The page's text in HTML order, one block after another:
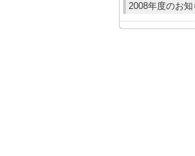
2008年度のお知